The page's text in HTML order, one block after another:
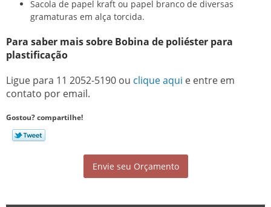
Sacola de papel kraft ou papel branco de diversas
gramaturas em alça torcida.
Para saber mais sobre Bobina de poliéster para
plastificação
Ligue para 11 2052-5190 ou clique aqui e entre em
contato por email.
Gostou? compartilhe!
Envie seu Orçamento